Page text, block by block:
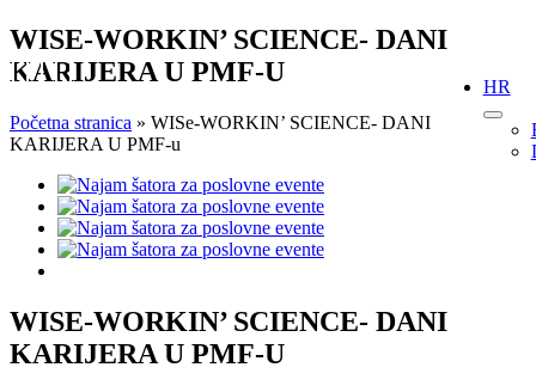
Skip
to
content
HR
WISE-WORKIN’ SCIENCE- DANI
KARIJERA U PMF-U
Početna stranica » WISe-WORKIN’ SCIENCE- DANI
KARIJERA U PMF-u
View
Larger
Image
WISE-WORKIN’ SCIENCE- DANI
KARIJERA U PMF-U